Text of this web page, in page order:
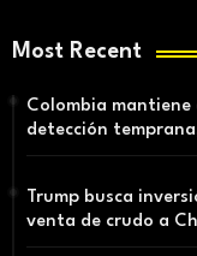
Most Recent
Colombia mantiene
detección
Trump busca
venta de crudo a